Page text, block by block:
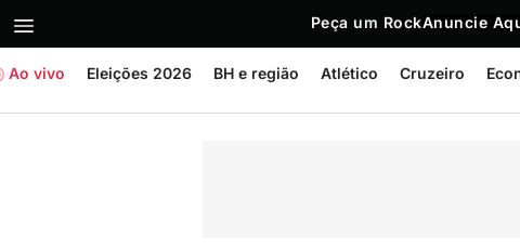
Peça um RockAnuncie
Ao vivo Eleições 2026 BH e região Atlético Cruzeiro